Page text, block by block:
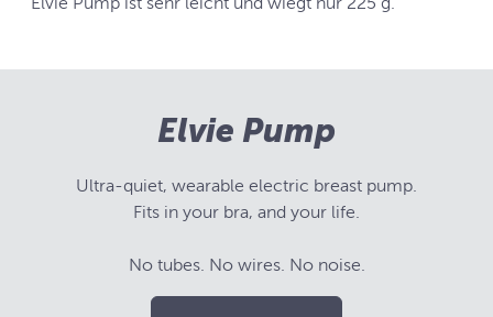
Elvie Pump
Ultra-quiet, wearable electric breast pump.
Fits in your bra, and your life.
No tubes. No wires. No noise.